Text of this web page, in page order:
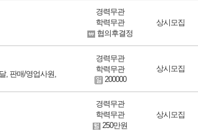
경력무관
학력무관
협의후결정
상시모집
, 판매/영업사원,
경력무관
학력무관
200000
상시모집
경력무관
학력무관
250만원
상시모집